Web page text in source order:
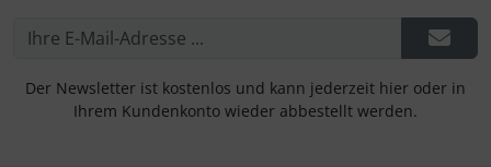
Der Newsletter ist kostenlos und kann jederzeit hier oder in
Ihrem Kundenkonto wieder abbestellt werden.